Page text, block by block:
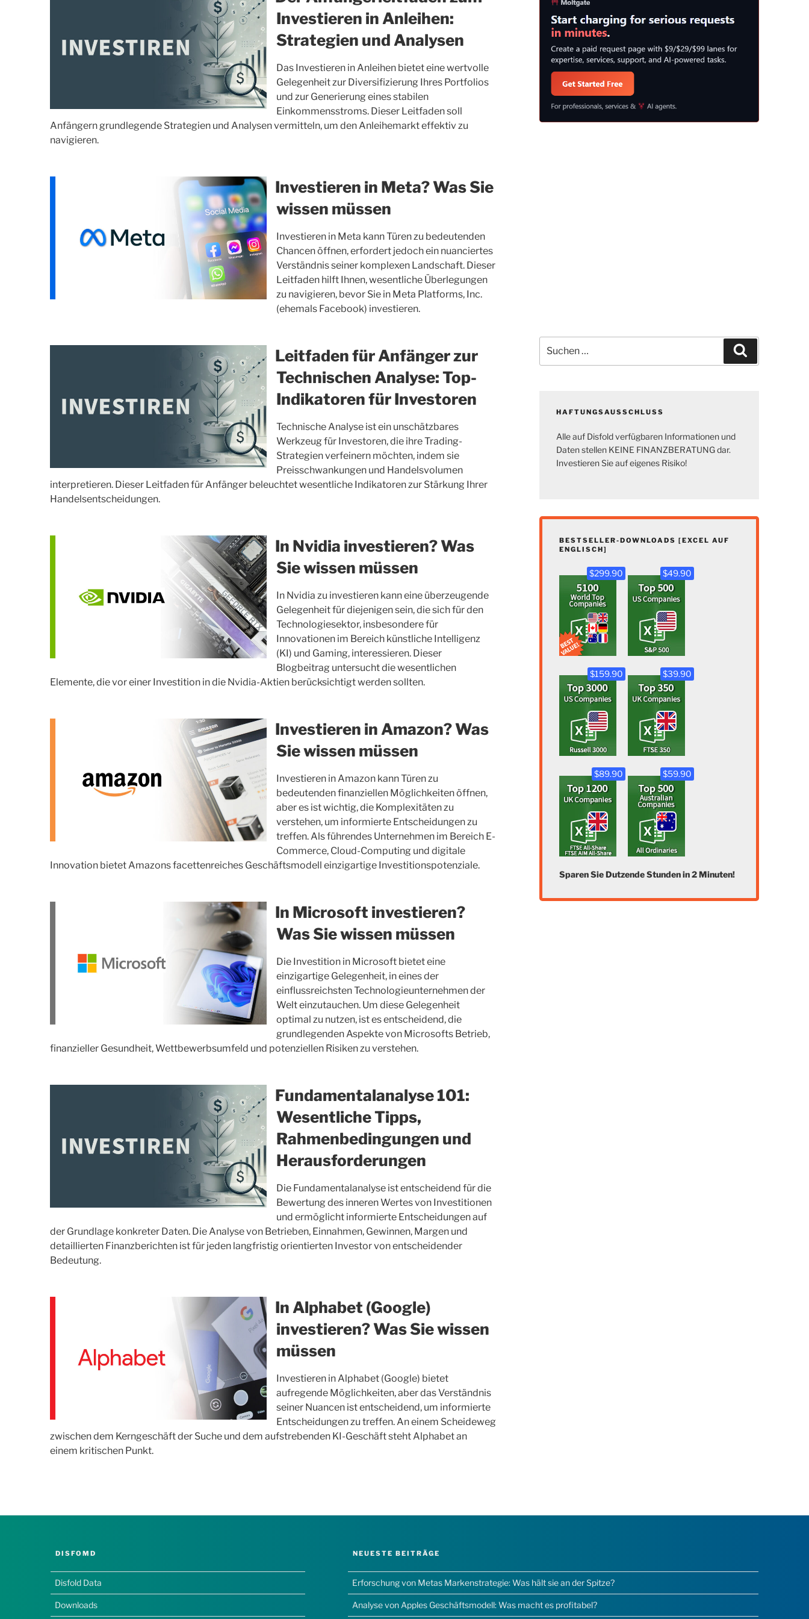
Investieren in Anleihen:
Strategien und Analysen
Das Investieren in Anleihen bietet eine wertvolle
Gelegenheit zur Diversifizierung Ihres Portfolios
und zur Generierung eines stabilen
Einkommensstroms. Dieser Leitfaden soll
Anfängern grundlegende Strategien und Analysen vermitteln, um den Anleihemarkt effektiv zu
navigieren.
Investieren in Meta? Was Sie
wissen müssen
Investieren in Meta kann Türen zu bedeutenden
Chancen öffnen, erfordert jedoch ein nuanciertes
Verständnis seiner komplexen Landschaft. Dieser
Leitfaden hilft Ihnen, wesentliche Überlegungen
zu navigieren, bevor Sie in Meta Platforms, Inc.
(ehemals Facebook) investieren.
Leitfaden für Anfänger zur
Technischen Analyse: Top-
Indikatoren für Investoren
Technische Analyse ist ein unschätzbares
Werkzeug für Investoren, die ihre Trading-
Strategien verfeinern möchten, indem sie
Preisschwankungen und Handelsvolumen
interpretieren. Dieser Leitfaden für Anfänger beleuchtet wesentliche Indikatoren zur Stärkung Ihrer
Handelsentscheidungen.
In Nvidia investieren? Was
Sie wissen müssen
In Nvidia zu investieren kann eine überzeugende
Gelegenheit für diejenigen sein, die sich für den
Technologiesektor, insbesondere für
Innovationen im Bereich künstliche Intelligenz
(KI) und Gaming, interessieren. Dieser
Blogbeitrag untersucht die wesentlichen
Elemente, die vor einer Investition in die Nvidia-Aktien berücksichtigt werden sollten.
Investieren in Amazon? Was
Sie wissen müssen
Investieren in Amazon kann Türen zu
bedeutenden finanziellen Möglichkeiten öffnen,
aber es ist wichtig, die Komplexitäten zu
verstehen, um informierte Entscheidungen zu
treffen. Als führendes Unternehmen im Bereich E-
Commerce, Cloud-Computing und digitale
Innovation bietet Amazons facettenreiches Geschäftsmodell einzigartige Investitionspotenziale.
In Microsoft investieren?
Was Sie wissen müssen
Die Investition in Microsoft bietet eine
einzigartige Gelegenheit, in eines der
einflussreichsten Technologieunternehmen der
Welt einzutauchen. Um diese Gelegenheit
optimal zu nutzen, ist es entscheidend, die
grundlegenden Aspekte von Microsofts Betrieb,
finanzieller Gesundheit, Wettbewerbsumfeld und potenziellen Risiken zu verstehen.
Fundamentalanalyse 101:
Wesentliche Tipps,
Rahmenbedingungen und
Herausforderungen
Die Fundamentalanalyse ist entscheidend für die
Bewertung des inneren Wertes von Investitionen
und ermöglicht informierte Entscheidungen auf
der Grundlage konkreter Daten. Die Analyse von Betrieben, Einnahmen, Gewinnen, Margen und
detaillierten Finanzberichten ist für jeden langfristig orientierten Investor von entscheidender
Bedeutung.
In Alphabet (Google)
investieren? Was Sie wissen
müssen
Investieren in Alphabet (Google) bietet
aufregende Möglichkeiten, aber das Verständnis
seiner Nuancen ist entscheidend, um informierte
Entscheidungen zu treffen. An einem Scheideweg
zwischen dem Kerngeschäft der Suche und dem aufstrebenden KI-Geschäft steht Alphabet an
einem kritischen Punkt.
nach:
HAFTUNGSAUSSCHLUSS
Alle auf Disfold verfügbaren Informationen und
Daten stellen KEINE FINANZBERATUNG dar.
Investieren Sie auf eigenes Risiko!
BESTSELLER-DOWNLOADS [EXCEL AUF
ENGLISCH]
$299.90 $49.90
$159.90 $39.90
$89.90 $59.90
Sparen Sie Dutzende Stunden in 2 Minuten!
DISFOMD
Disfold Data
Downloads
NEUESTE BEITRÄGE
Erforschung von Metas Markenstrategie: Was hält sie an der Spitze?
Analyse von Apples Geschäftsmodell: Was macht es profitabel?